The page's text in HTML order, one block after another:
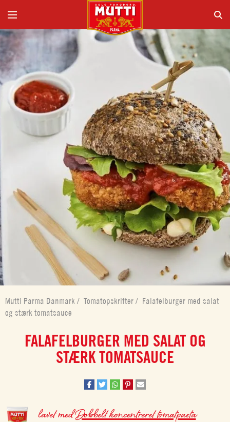
Mutti Parma Danmark / Tomatopskrifter / Falafelburger med salat
og stærk tomatsauce
FALAFELBURGER MED SALAT OG
STÆRK TOMATSAUCE
lavet medDobbelt koncentreret tomatpasta